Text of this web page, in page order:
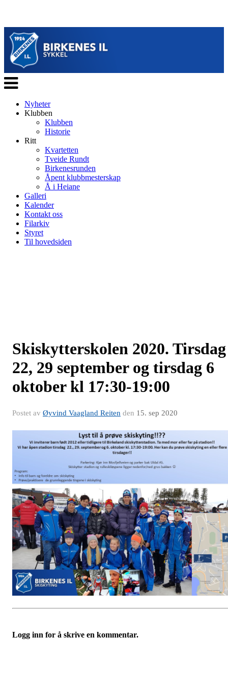
Veksle
navigasjon
Nyheter
Klubben
Klubben
Historie
Ritt
Kvartetten
Tveide Rundt
Birkenesrunden
Åpent klubbmesterskap
Å i Heiane
Galleri
Kalender
Kontakt oss
Filarkiv
Styret
Til hovedsiden
Skiskytterskolen 2020. Tirsdag
22, 29 september og tirsdag 6
oktober kl 17:30-19:00
Postet av Øyvind Vaagland Reiten den 15. sep 2020
Logg inn for å skrive en kommentar.